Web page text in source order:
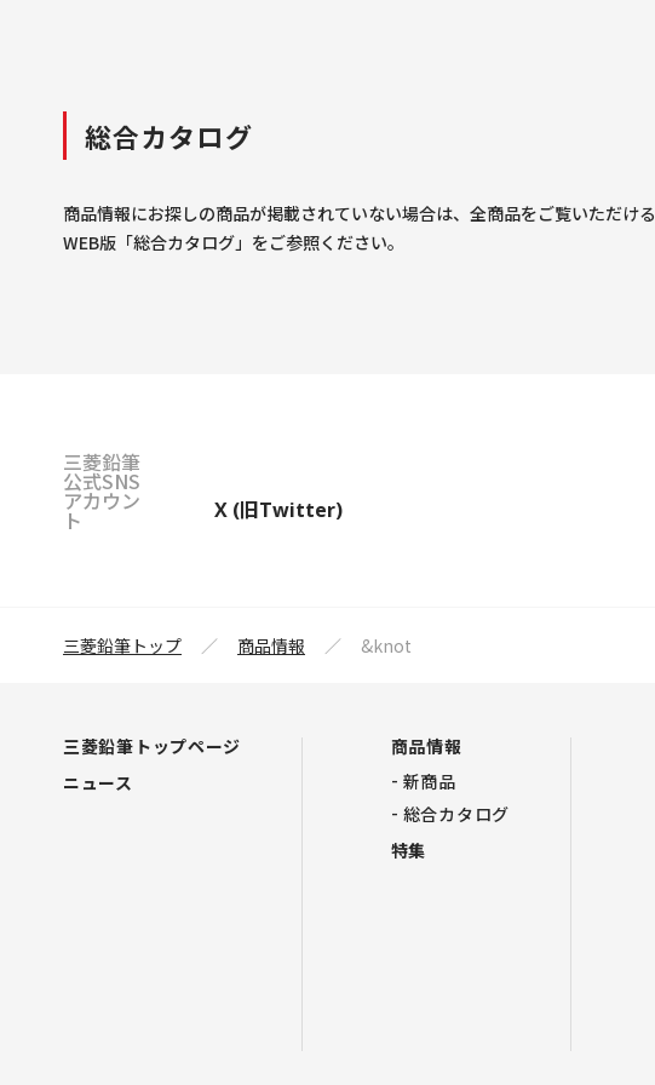
総合カタログ
商品情報にお探しの商品が掲載されていない場合は、全商品をご覧いただける
WEB版「総合カタログ」をご参照ください。
三菱鉛筆
公式SNS
アカウン
ト X (旧Twitter)
三菱鉛筆トップ 商品情報 &knot
三菱鉛筆トップページ
ニュース
商品情報
新商品
総合カタログ
特集